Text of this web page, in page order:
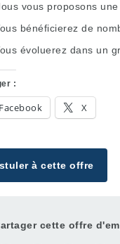
vous proposons
bénéficierez de
évoluerez dans un
:
Facebook X
à cette offre
cette offre